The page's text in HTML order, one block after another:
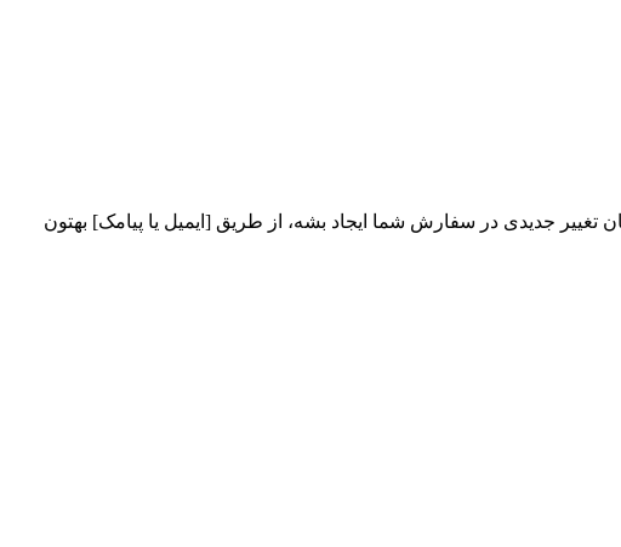
جدیدی در سفارش شما ایجاد بشه، از طریق [ایمیل یا پیامک] بهتون